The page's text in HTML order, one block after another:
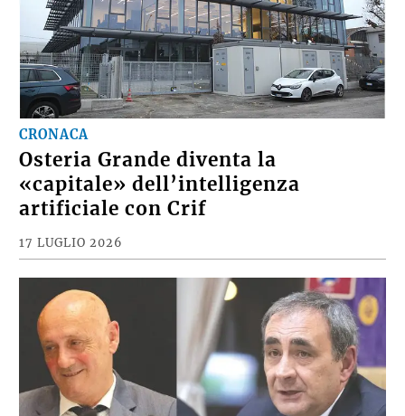
CRONACA
Osteria Grande diventa la
«capitale» dell’intelligenza
artificiale con Crif
17 LUGLIO 2026